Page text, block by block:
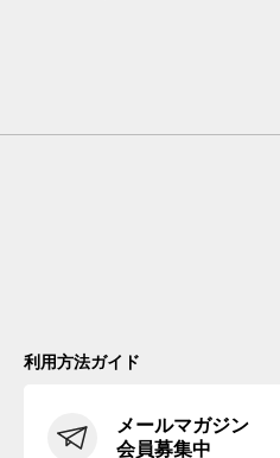
利用方法ガイド
メールマガジン
会員募集中